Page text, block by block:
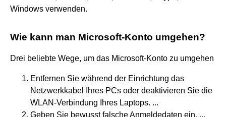
Windows verwenden.
Wie kann man Microsoft-Konto umgehen?
Drei beliebte Wege, um das Microsoft-Konto zu umgehen
Entfernen Sie während der Einrichtung das
Netzwerkkabel Ihres PCs oder deaktivieren Sie die
WLAN-Verbindung Ihres Laptops. ...
Geben Sie bewusst falsche Anmeldedaten ein. ...